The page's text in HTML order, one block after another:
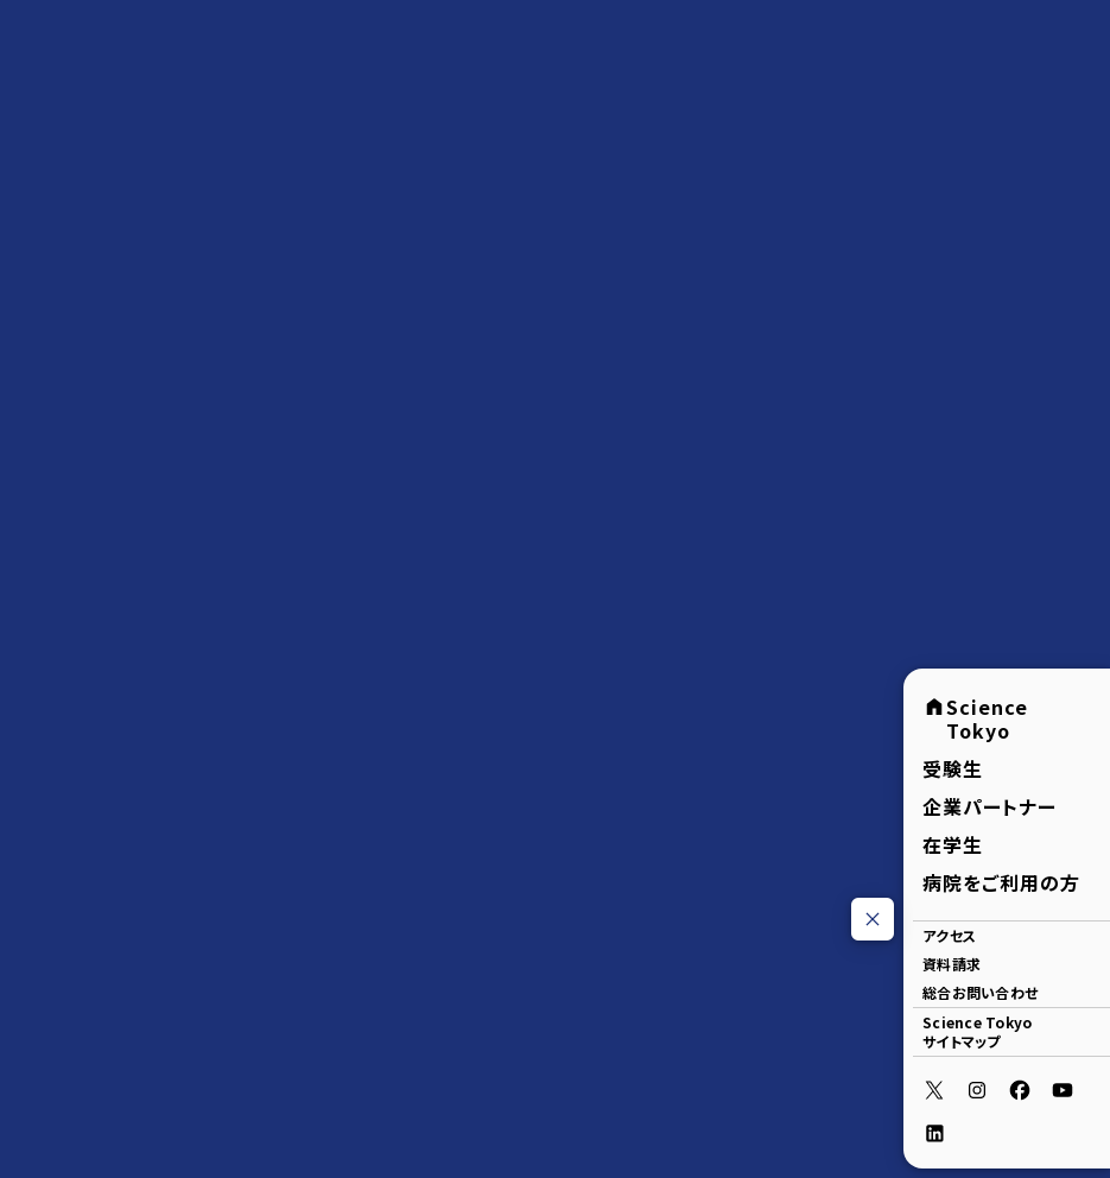
Science
Tokyo
受験生
企業パートナー
在学生
病院をご利用の方
アクセス
資料請求
総合お問い合わせ
Science Tokyo
サイトマップ